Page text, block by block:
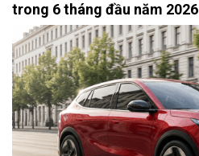
trong 6 tháng đầu năm 2026